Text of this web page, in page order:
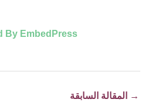
By EmbedPress
→ المقالة السابقة